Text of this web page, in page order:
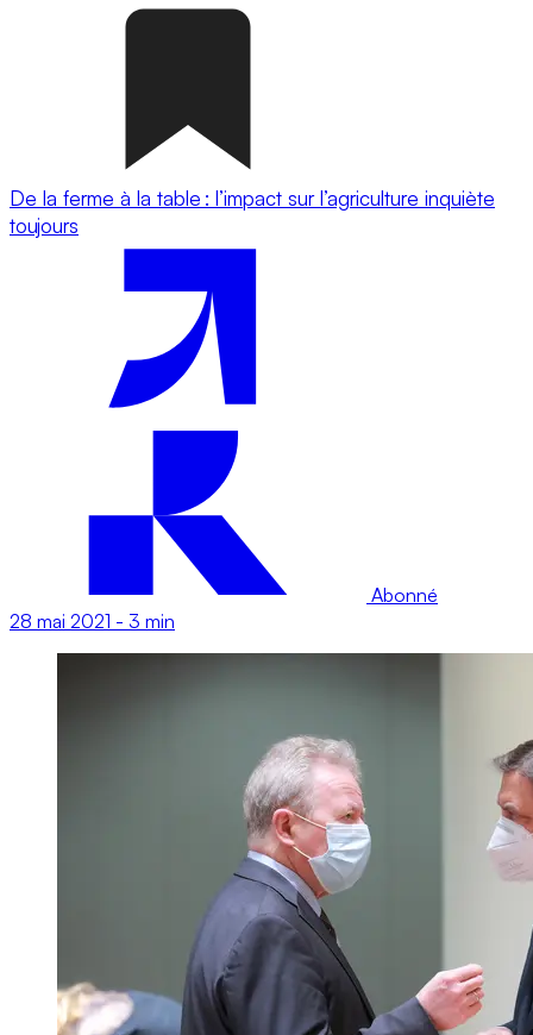
De la ferme à la table : l’impact sur l’agriculture inquiète
toujours
Abonné
28 mai 2021 - 3 min